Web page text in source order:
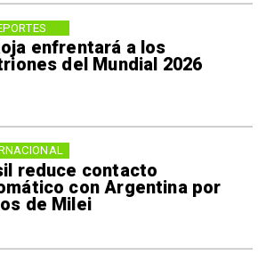
enfrentará a los
del Mundial 2026
reduce contacto
con Argentina por
de Milei